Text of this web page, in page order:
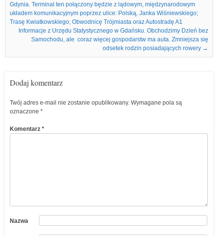
Gdynia. Terminal ten połączony będzie z lądowym, międzynarodowym
układem komunikacyjnym poprzez ulice: Polską, Janka Wiśniewskiego;
Trasę Kwiatkowskiego; Obwodnicę Trójmiasta oraz Autostradę A1
Informacje z Urzędu Statystycznego w Gdańsku. Obchodzimy Dzień bez
Samochodu, ale coraz więcej gospodarstw ma auta. Zmniejsza się
odsetek rodzin posiadających rowery →
Dodaj komentarz
Twój adres e-mail nie zostanie opublikowany. Wymagane pola są
oznaczone *
Komentarz *
Nazwa